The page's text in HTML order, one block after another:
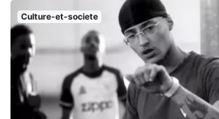
Culture-et-societe